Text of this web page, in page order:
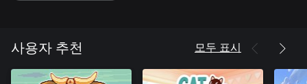
사용자 추천 모두 표시